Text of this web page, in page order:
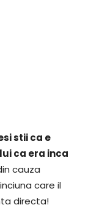
stii ca e
ca era inca
cauza
care il
directa!